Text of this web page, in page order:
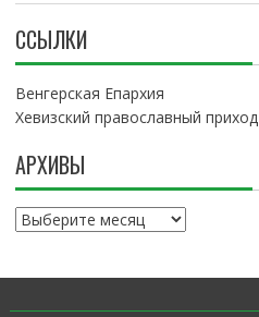
ССЫЛКИ
Венгерская Епархия
Хевизский православный приход
АРХИВЫ
А